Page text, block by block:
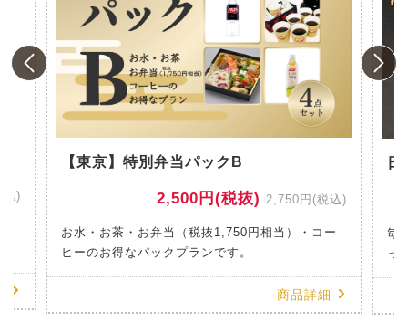
込)
【東京】特別弁当パックB
2,500円(税抜) 2,750円(税込)
お水・お茶・お弁当（税抜1,750円相当）・コー
ヒーのお得なパックプランです。
商品詳細
毎
っ